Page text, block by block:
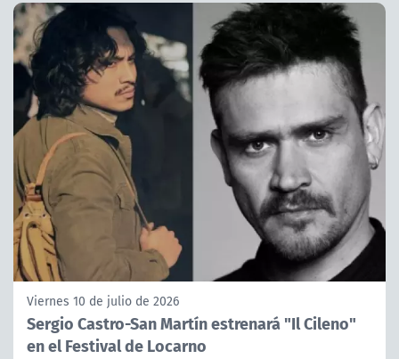
Viernes 10 de julio de 2026
Sergio Castro-San Martín estrenará "Il Cileno"
en el Festival de Locarno